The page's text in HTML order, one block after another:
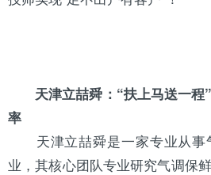
天津立喆舜：“扶上马送一
率
天津立喆舜是一家专业从事
业，其核心团队专业研究气调保